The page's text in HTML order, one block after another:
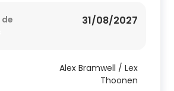
31/08/2027
Alex Bramwell / Lex
Thoonen